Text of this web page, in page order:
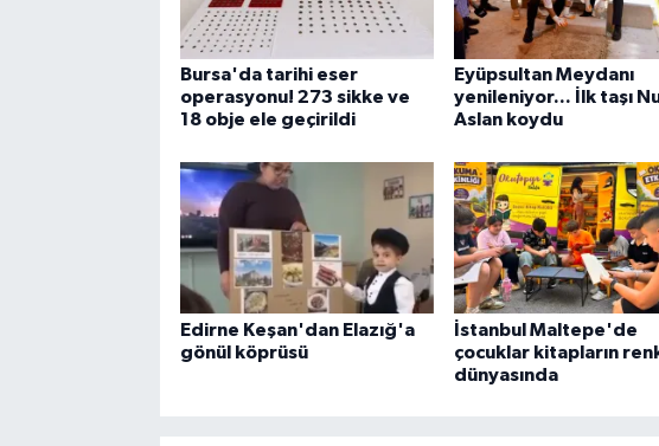
Bursa'da tarihi eser
operasyonu! 273 sikke ve
18 obje ele geçirildi
Eyüpsultan Meydanı
yenileniyor... İlk taşı
Aslan koydu
Edirne Keşan'dan Elazığ'a
gönül köprüsü
İstanbul Maltepe'de
çocuklar kitapların
dünyasında